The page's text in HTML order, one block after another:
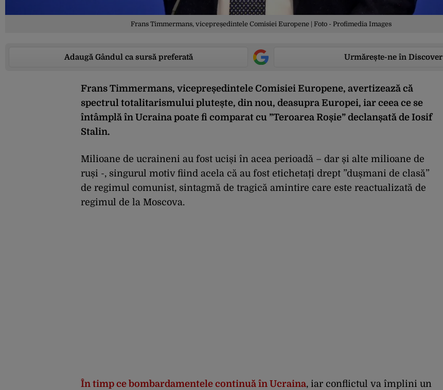
Frans Timmermans, vicepreședintele Comisiei Europene | Foto - Profimedia Images
Adaugă Gândul ca sursă preferată Urmărește-ne în Discover
Frans Timmermans, vicepreședintele Comisiei Europene, avertizează că
spectrul totalitarismului plutește, din nou, deasupra Europei, iar ceea ce se
întâmplă în Ucraina poate fi comparat cu ”Teroarea Roșie” declanșată de Iosif
Stalin.
Milioane de ucraineni au fost uciși în acea perioadă – dar și alte milioane de
ruși -, singurul motiv fiind acela că au fost etichetați drept ”dușmani de clasă”
de regimul comunist, sintagmă de tragică amintire care este reactualizată de
regimul de la Moscova.
În timp ce bombardamentele continuă în Ucraina, iar conflictul va împlini un